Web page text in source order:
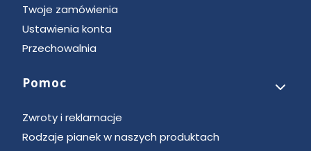
Twoje zamówienia
Ustawienia konta
Przechowalnia
Pomoc
Zwroty i reklamacje
Rodzaje pianek w naszych produktach